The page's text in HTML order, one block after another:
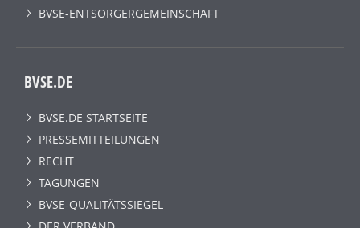
BVSE-ENTSORGERGEMEINSCHAFT
BVSE.DE
BVSE.DE STARTSEITE
PRESSEMITTEILUNGEN
RECHT
TAGUNGEN
BVSE-QUALITÄTSSIEGEL